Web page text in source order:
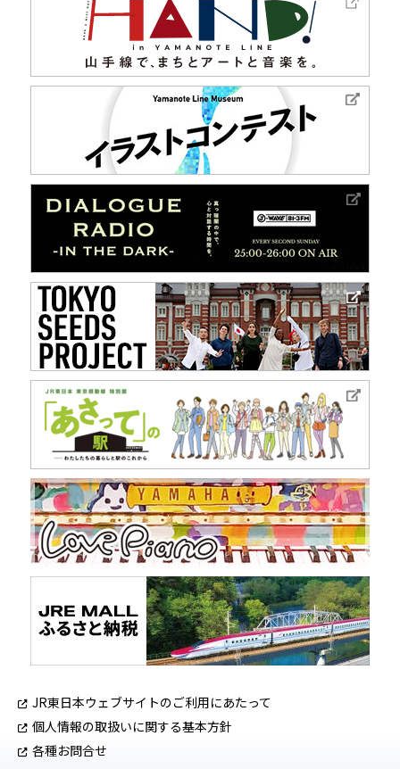
JR東日本ウェブサイトのご利用にあたって
個人情報の取扱いに関する基本方針
各種お問合せ